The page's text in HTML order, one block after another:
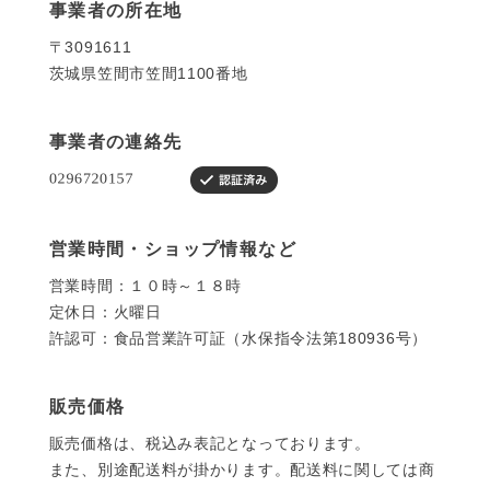
事業者の所在地
〒3091611
茨城県笠間市笠間1100番地
事業者の連絡先
営業時間・ショップ情報など
営業時間：１０時～１８時
定休日：火曜日
許認可：食品営業許可証（水保指令法第180936号）
販売価格
販売価格は、税込み表記となっております。
また、別途配送料が掛かります。配送料に関しては商